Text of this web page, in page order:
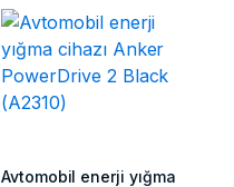
Avtomobil enerji yığma